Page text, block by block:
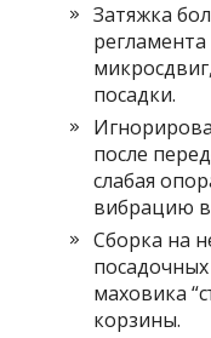
Затяжка
посадки.
после
слабая
вибрацию
Сборка на
маховика
корзины.